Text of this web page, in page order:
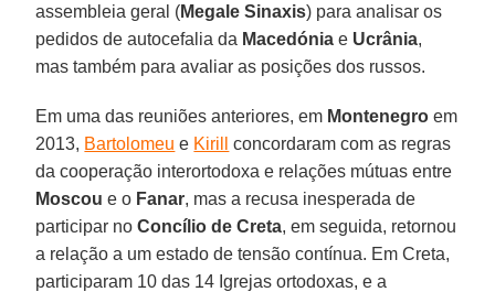
assembleia geral (Megale Sinaxis) para analisar os
pedidos de autocefalia da Macedónia e Ucrânia,
mas também para avaliar as posições dos russos.
Em uma das reuniões anteriores, em Montenegro em
2013, Bartolomeu e Kirill
concordaram com as regras
da cooperação interortodoxa e relações mútuas entre
Moscou e o Fanar, mas a recusa inesperada de
participar noConcílio de Creta, em seguida, retornou
a relação a um estado de tensão contínua. Em Creta,
participaram 10 das 14 Igrejas ortodoxas, e a